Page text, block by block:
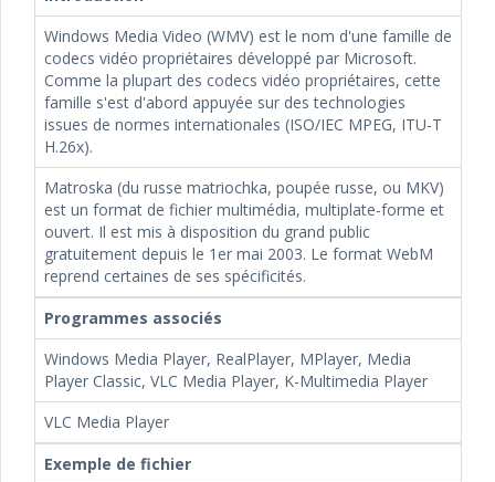
Windows Media Video (WMV) est le nom d'une famille de
codecs vidéo propriétaires développé par Microsoft.
Comme la plupart des codecs vidéo propriétaires, cette
famille s'est d'abord appuyée sur des technologies
issues de normes internationales (ISO/IEC MPEG, ITU-T
H.26x).
Matroska (du russe matriochka, poupée russe, ou MKV)
est un format de fichier multimédia, multiplate-forme et
ouvert. Il est mis à disposition du grand public
gratuitement depuis le 1er mai 2003. Le format WebM
reprend certaines de ses spécificités.
Programmes associés
Windows Media Player, RealPlayer, MPlayer, Media
Player Classic, VLC Media Player, K-Multimedia Player
VLC Media Player
Exemple de fichier